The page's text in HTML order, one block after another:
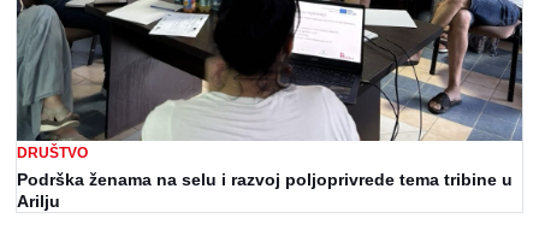
DRUŠTVO
Podrška ženama na selu i razvoj poljoprivrede tema tribine u
Arilju